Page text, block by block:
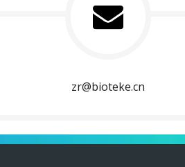
zr@bioteke.cn